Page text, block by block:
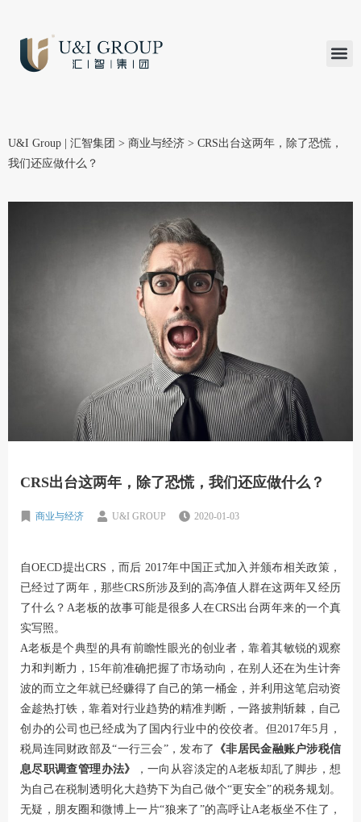
U&I Group | 汇智集团 > 商业与经济 > CRS出台这两年，除了恐慌，
我们还应做什么？
CRS出台这两年，除了恐慌，我们还应做什么？
商业与经济 U&I GROUP 2020-01-03
自OECD提出CRS，而后 2017年中国正式加入并颁布相关政策，
已经过了两年，那些CRS所涉及到的高净值人群在这两年又经历
了什么？A老板的故事可能是很多人在CRS出台两年来的一个真
实写照。
A老板是个典型的具有前瞻性眼光的创业者，靠着其敏锐的观察
力和判断力，15年前准确把握了市场动向，在别人还在为生计奔
波的而立之年就已经赚得了自己的第一桶金，并利用这笔启动资
金趁热打铁，靠着对行业趋势的精准判断，一路披荆斩棘，自己
创办的公司也已经成为了国内行业中的佼佼者。但2017年5月，
税局连同财政部及“一行三会”，发布了
《非居民金融账户涉税信
息尽职调查管理办法》
，一向从容淡定的A老板却乱了脚步，想
为自己在税制透明化大趋势下为自己做个“更安全”的税务规划。
无疑，朋友圈和微博上一片“狼来了”的高呼让A老板坐不住了，